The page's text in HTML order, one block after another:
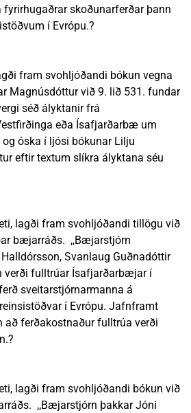
skoðunarferðar þann
í Evrópu.?
fram svohljóðandi bókun vegna
Magnúsdóttur við 9. lið 531. fundar
séð ályktanir frá
eða Ísafjarðarbæ um
óska í ljósi bókunar Lilju
eftir textum slíkra ályktana séu
lagði fram svohljóðandi tillögu við
bæjarráðs. ,,Bæjarstjórn
Svanlaug Guðnadóttir
verði fulltrúar Ísafjarðarbæjar í
sveitarstjórnarmanna á
í Evrópu. Jafnframt
ferðakostnaður fulltrúa verði
lagði fram svohljóðandi bókun við
,,Bæjarstjórn þakkar Jóni